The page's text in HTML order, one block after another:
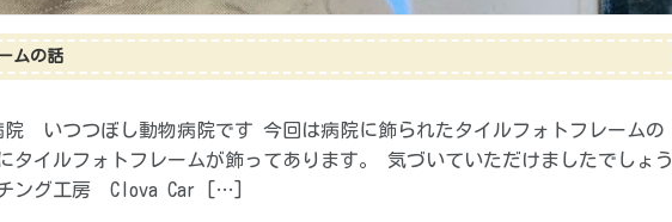
ムの話
院 いつつぼし動物病院です 今回は病院に飾られたタイルフォトフレームの
タイルフォトフレームが飾ってあります。 気づいていただけましたでしょう
ング工房 Clova Car […]